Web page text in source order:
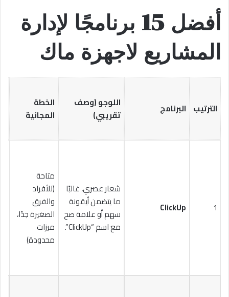
أفضل 15 برنامجًا لإدارة
المشاريع لاجهزة ماك
الترتيب البرنامج
اللوجو (وصف
تقريبي)
الخطة
المجانية
1
ClickUp
شعار عصري، غالبًا
ما يتضمن أيقونة
سهم أو علامة صح
مع اسم “ClickUp”.
متاحة
(للأفراد
والفرق
الصغيرة جدًا،
ميزات
محدودة)